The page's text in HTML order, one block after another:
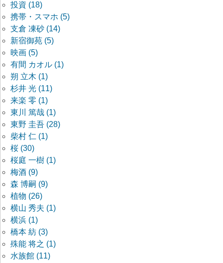
投資 (18)
携帯・スマホ (5)
支倉 凍砂 (14)
新宿御苑 (5)
映画 (5)
有間 カオル (1)
朔 立木 (1)
杉井 光 (11)
来楽 零 (1)
東川 篤哉 (1)
東野 圭吾 (28)
柴村 仁 (1)
桜 (30)
桜庭 一樹 (1)
梅酒 (9)
森 博嗣 (9)
植物 (26)
横山 秀夫 (1)
横浜 (1)
橋本 紡 (3)
殊能 将之 (1)
水族館 (11)